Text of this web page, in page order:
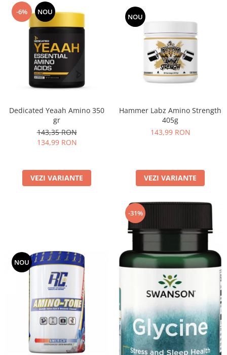
-6% NOU
Dedicated Yeaah Amino 350
gr
143,35 RON
134,99 RON
VEZI VARIANTE
NOU
Hammer Labz Amino Strength
405g
143,99 RON
VEZI VARIANTE
NOU
-31%